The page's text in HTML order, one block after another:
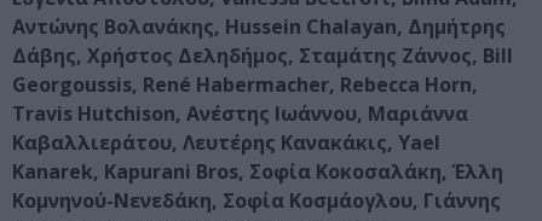
Αντώνης Βολανάκης, Hussein Chalayan, Δημήτρης
Δάβης, Χρήστος Δεληδήμος, Σταμάτης Ζάννος, Bill
Georgoussis, René Habermacher, Rebecca Horn,
Travis Hutchison, Ανέστης Ιωάννου, Μαριάννα
Καβαλλιεράτου, Λευτέρης Κανακάκις, Yael
Kanarek, Kapurani Bros, Σοφία Κοκοσαλάκη, Έλλη
Κομνηνού-Νενεδάκη, Σοφία Κοσμάογλου, Γιάννης